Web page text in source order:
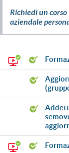
Richiedi un corso
aziendale
aggiornamento formazione primo soccorso
addetti alla conduzione di carrelli elevatori